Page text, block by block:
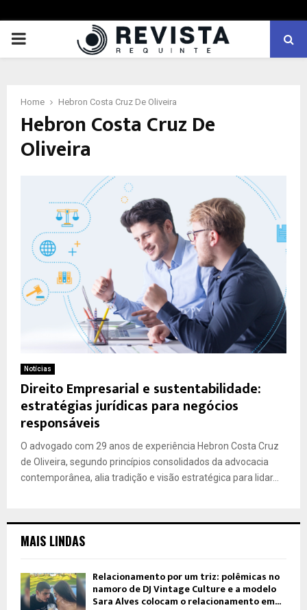
PRIMARY
Home Hebron Costa Cruz De Oliveira
Hebron Costa Cruz De
Oliveira
Notícias
Direito Empresarial e sustentabilidade:
estratégias jurídicas para negócios
responsáveis
O advogado com 29 anos de experiência Hebron Costa Cruz
de Oliveira, segundo princípios consolidados da advocacia
contemporânea, alia tradição e visão estratégica para lidar...
MAIS LINDAS
Relacionamento por um triz: polêmicas no
namoro de DJ Vintage Culture e a modelo
Sara Alves colocam o relacionamento em...